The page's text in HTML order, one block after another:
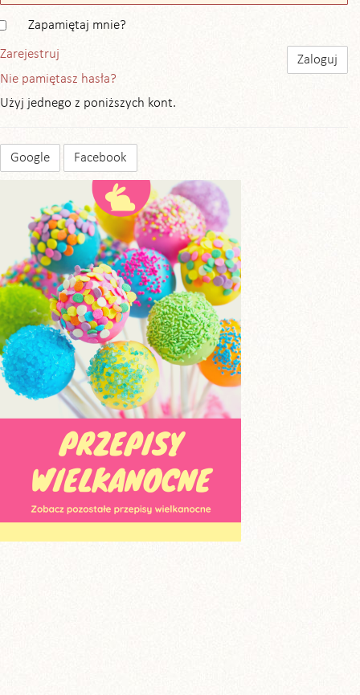
Zapamiętaj mnie?
Zarejestruj
Nie pamiętasz hasła?
Użyj jednego z poniższych kont.
Google Facebook